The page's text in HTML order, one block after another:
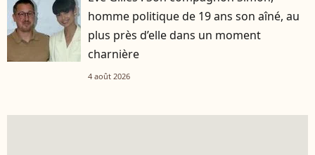
homme politique de 19 ans son aîné, au
plus près d’elle dans un moment
charnière
4 août 2026